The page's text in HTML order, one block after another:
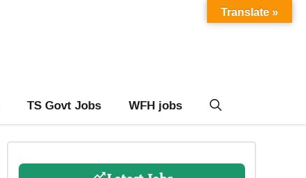
TS Govt Jobs WFH jobs
Translate »